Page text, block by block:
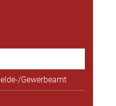
Gewerbeamt